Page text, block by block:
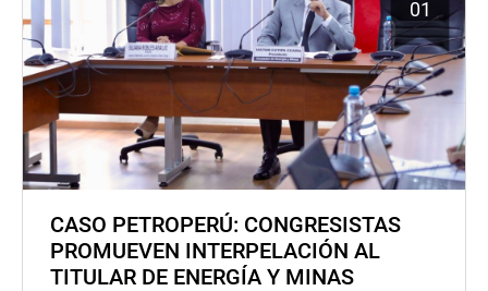
01
CASO PETROPERÚ: CONGRESISTAS
PROMUEVEN INTERPELACIÓN AL
TITULAR DE ENERGÍA Y MINAS